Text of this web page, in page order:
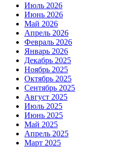
Июль 2026
Июнь 2026
Май 2026
Апрель 2026
Февраль 2026
Январь 2026
Декабрь 2025
Ноябрь 2025
Октябрь 2025
Сентябрь 2025
Август 2025
Июль 2025
Июнь 2025
Май 2025
Апрель 2025
Март 2025